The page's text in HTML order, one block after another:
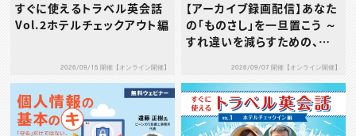
すぐに使えるトラベル英会話
Vol.2ホテルチェックアウト編
2026/09/15 開催【オンライン開催】
【アーカイブ録画配信】あなた
の「ものさし」を一旦置こう ～
すれ違いを減らすための、タ
2026/09/07 開催【オンライン開催】